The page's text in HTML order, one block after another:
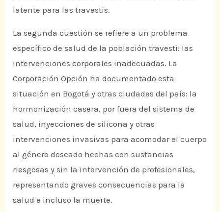
latente para las travestis.
La segunda cuestión se refiere a un problema
específico de salud de la población travesti: las
intervenciones corporales inadecuadas. La
Corporación Opción ha documentado esta
situación en Bogotá y otras ciudades del país: la
hormonización casera, por fuera del sistema de
salud, inyecciones de silicona y otras
intervenciones invasivas para acomodar el cuerpo
al género deseado hechas con sustancias
riesgosas y sin la intervención de profesionales,
representando graves consecuencias para la
salud e incluso la muerte.